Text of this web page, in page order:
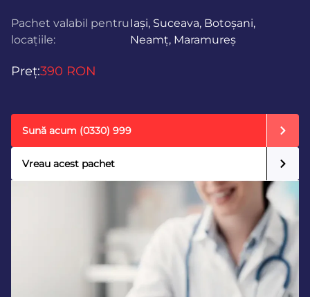
Pachet valabil pentru
locațiile:
Iași, Suceava, Botoșani,
Neamț, Maramureș
Preț:390 RON
Sună acum (0330) 999
Vreau acest pachet